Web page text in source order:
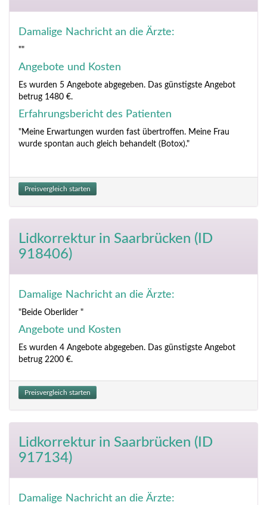
Damalige Nachricht an die Ärzte:
""
Angebote und Kosten
Es wurden 5 Angebote abgegeben. Das günstigste Angebot
betrug 1480 €.
Erfahrungsbericht des Patienten
"Meine Erwartungen wurden fast übertroffen. Meine Frau
wurde spontan auch gleich behandelt (Botox)."
Preisvergleich starten
Lidkorrekturin Saarbrücken (ID
918406)
Damalige Nachricht an die Ärzte:
"Beide Oberlider "
Angebote und Kosten
Es wurden 4 Angebote abgegeben. Das günstigste Angebot
betrug 2200 €.
Preisvergleich starten
Lidkorrekturin Saarbrücken (ID
917134)
Damalige Nachricht an die Ärzte: